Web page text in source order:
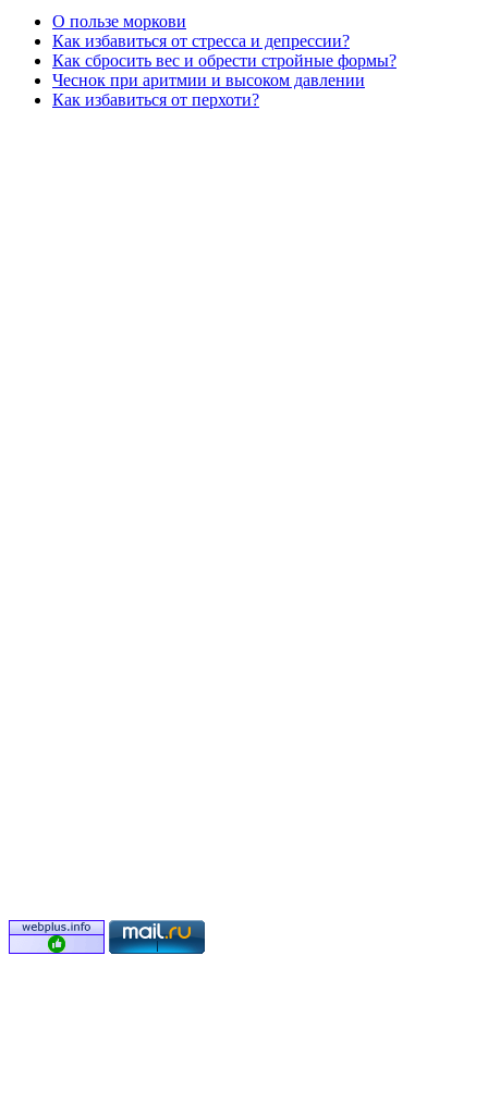
О пользе моркови
Как избавиться от стресса и депрессии?
Как сбросить вес и обрести стройные формы?
Чеснок при аритмии и высоком давлении
Как избавиться от перхоти?